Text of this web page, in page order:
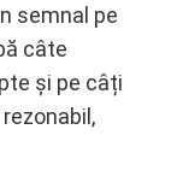
semnal pe
câte
și pe câți